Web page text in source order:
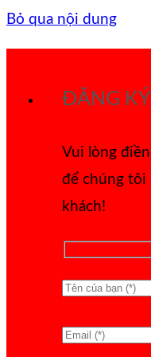
Bỏ qua nội dung
ĐĂNG
Vui lòng
để chúng tôi
khách!